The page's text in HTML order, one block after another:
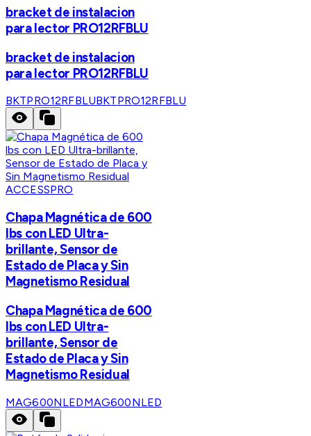
bracket de instalacion
para lector PRO12RFBLU
bracket de instalacion
para lector PRO12RFBLU
BKTPRO12RFBLUBKTPRO12RFBLU
ACCESSPRO
Chapa Magnética de 600
lbs con LED Ultra-
brillante, Sensor de
Estado de Placa y Sin
Magnetismo Residual
Chapa Magnética de 600
lbs con LED Ultra-
brillante, Sensor de
Estado de Placa y Sin
Magnetismo Residual
MAG600NLEDMAG600NLED